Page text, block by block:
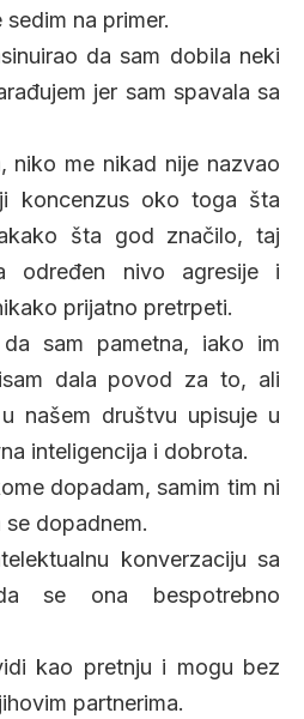
na primer.
da sam dobila neki
jer sam spavala sa
niko me nikad nije nazvao
koncenzus oko toga šta
šta god značilo, taj
određen nivo agresije i
prijatno pretrpeti.
sam pametna, iako im
dala povod za to, ali
našem društvu upisuje u
inteligencija i dobrota.
dopadam, samim tim ni
dopadnem.
konverzaciju sa
se ona bespotrebno
kao pretnju i mogu bez
partnerima.